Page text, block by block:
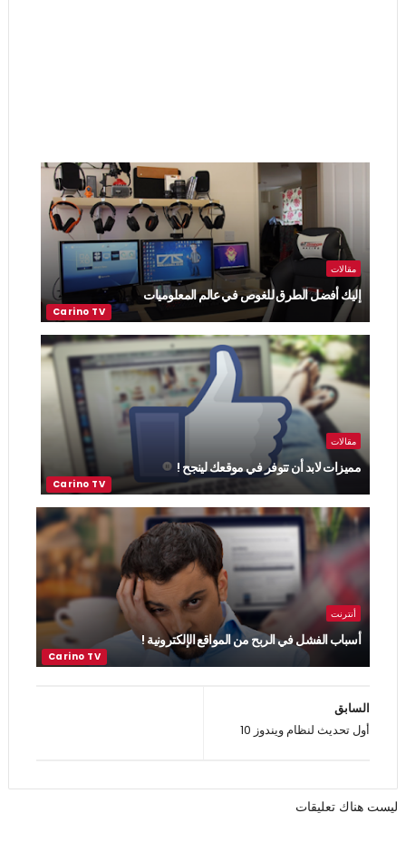
مقالات
إليك أفضل الطرق للغوص في عالم المعلوميات
مقالات
مميزات لابد أن تتوفر في موقعك لينجح !
أنترنت
أسباب الفشل في الربح من المواقع الإلكترونية !
السابق
أول تحديث لنظام ويندوز 10
ليست هناك تعليقات